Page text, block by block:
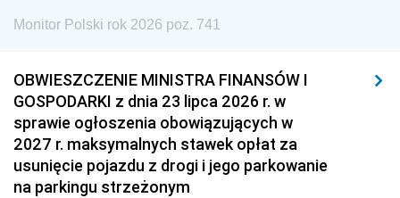
Monitor Polski rok 2026 poz. 741
OBWIESZCZENIE MINISTRA FINANSÓW I
GOSPODARKI z dnia 23 lipca 2026 r. w
sprawie ogłoszenia obowiązujących w
2027 r. maksymalnych stawek opłat za
usunięcie pojazdu z drogi i jego parkowanie
na parkingu strzeżonym